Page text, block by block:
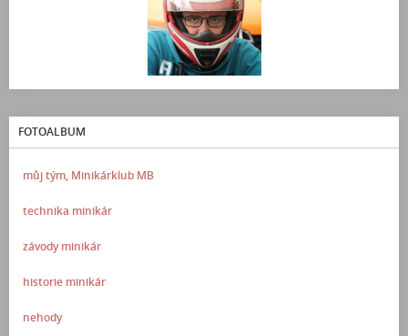
FOTOALBUM
můj tým, Minikárklub MB
technika minikár
závody minikár
historie minikár
nehody